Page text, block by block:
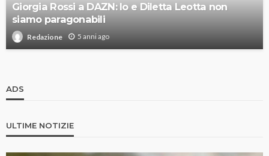
Giorgia Rossi a DAZN: Io e Diletta Leotta non
siamo paragonabili
Redazione 5 anni ago
ADS
ULTIME NOTIZIE